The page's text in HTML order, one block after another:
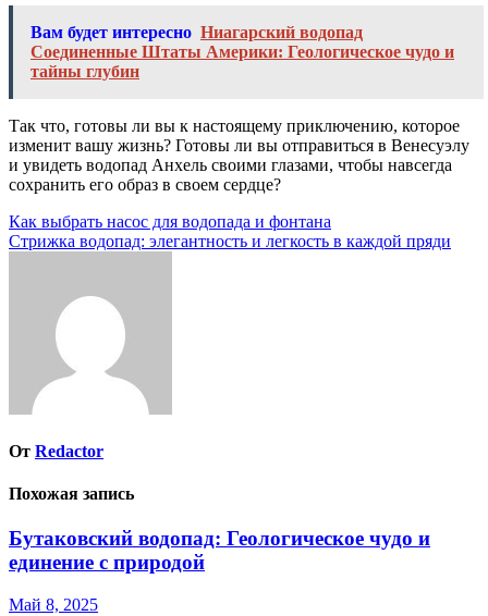
Вам будет интересно Ниагарский водопад
Соединенные Штаты Америки: Геологическое чудо и
тайны глубин
Так что, готовы ли вы к настоящему приключению, которое
изменит вашу жизнь? Готовы ли вы отправиться в Венесуэлу
и увидеть водопад Анхель своими глазами, чтобы навсегда
сохранить его образ в своем сердце?
Навигация
по
Как выбрать насос для водопада и фонтана
Стрижка водопад: элегантность и легкость в каждой пряди
От Redactor
Похожая запись
Бутаковский водопад: Геологическое чудо и
единение с природой
Май 8, 2025